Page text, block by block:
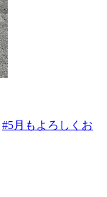
#5月もよろしくお